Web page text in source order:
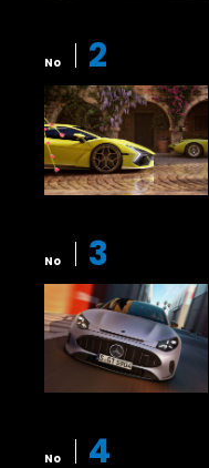
No 2
No 3
No 4